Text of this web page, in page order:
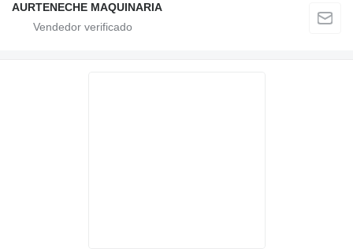
AURTENECHE MAQUINARIA